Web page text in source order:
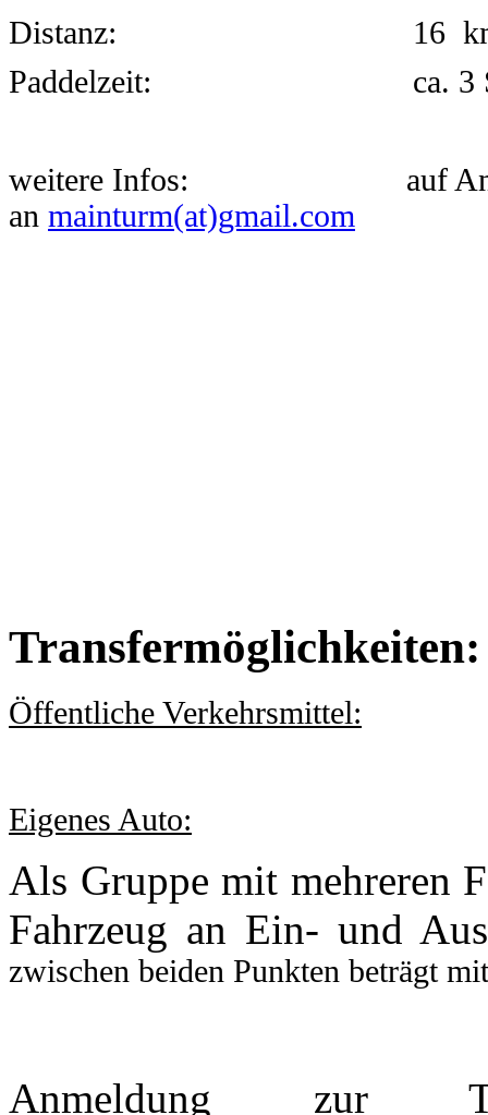
Distanz: 16
Paddelzeit: ca. 3 Std.,
weitere Infos: auf
an mainturm(at)gmail.com
Transfermöglichkeiten:
Öffentliche Verkehrsmittel:
Eigenes Auto:
Als Gruppe mit mehreren
Fahrzeug an Ein- und
zwischen beiden Punkten beträgt
Anmeldung